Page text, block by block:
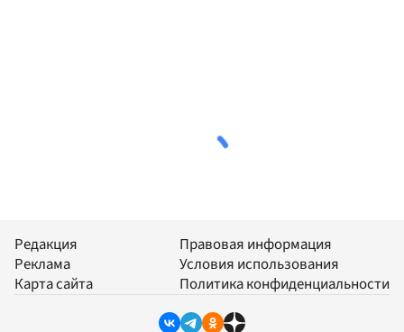
Редакция
Реклама
Карта сайта
Правовая информация
Условия использования
Политика конфиденциальности